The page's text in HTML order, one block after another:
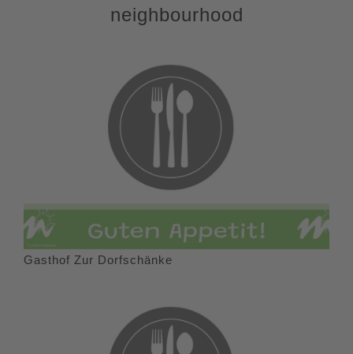
neighbourhood
Gasthof Zur Dorfschänke